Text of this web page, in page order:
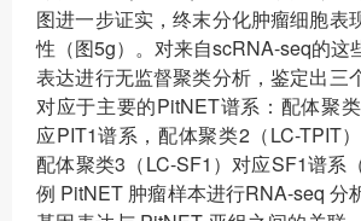
图进一步证实，终末分化肿瘤细胞表
性（图5g）。对来自scRNA-seq的这
表达进行无监督聚类分析，鉴定出三
对应于主要的PitNET谱系：配体聚
应PIT1谱系，配体聚类2（LC-TPIT
配体聚类3（LC-SF1）对应SF1谱系
例 PitNET 肿瘤样本进行RNA-seq 分